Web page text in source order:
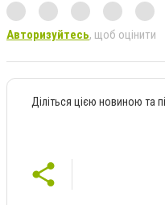
Авторизуйтесь, щоб оцінити
Діліться цією новиною та